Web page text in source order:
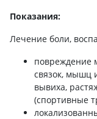
Показания:
Лечение боли,
повреждение
связок, мышц
вывиха,
(спортивные